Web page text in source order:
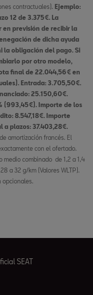
contractuales). Ejemplo:
12 de 3.375€. La
previsión de recibir la
de dicha ayuda
la obligación del pago. Si
por otro modelo,
final de 22.044,56€ en
Entrada: 3.705,50€.
25.150,60€.
(993,45€). Importe de los
8.547,18€. Importe
a plazos: 37.403,28€.
amortización francés. El
con el ofertado.
combinado de 1,2 a 1,4
a 32 g/km (Valores WLTP).
opcionales.
SEAT